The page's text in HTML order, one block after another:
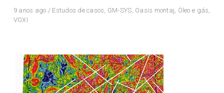
9 anos ago / Estudos de casos, GM-SYS, Oasis montaj, Óleo e gás,
VOXI